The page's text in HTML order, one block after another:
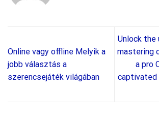
Online vagy offline Melyik a
jobb választás a
szerencsejáték világában
Unlock
mastering
a pro
captivated